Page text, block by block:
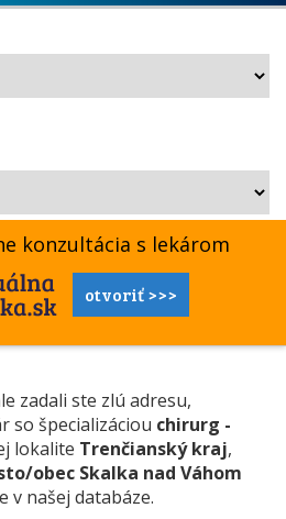
konzultácia s lekárom
otvoriť >>>
zadali ste zlú adresu,
so špecializáciou chirurg -
lokalite Trenčianský kraj,
obec Skalka nad Váhom
v našej databáze.